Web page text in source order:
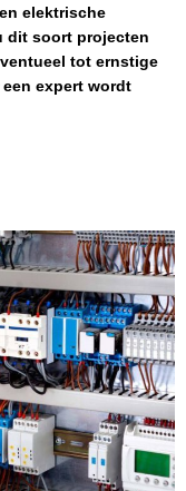
elektrische
dit soort projecten
tot ernstige
expert wordt